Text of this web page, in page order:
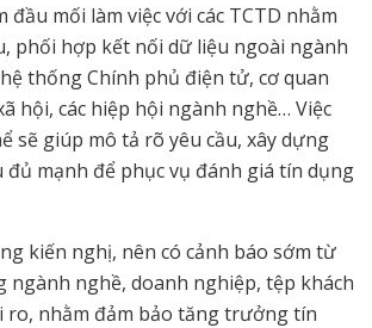
đầu mối làm việc với các TCTD nhằm
phối hợp kết nối dữ liệu ngoài ngành
thống Chính phủ điện tử, cơ quan
hội, các hiệp hội ngành nghề… Việc
sẽ giúp mô tả rõ yêu cầu, xây dựng
mạnh để phục vụ đánh giá tín dụng
kiến nghị, nên có cảnh báo sớm từ
ngành nghề, doanh nghiệp, tệp khách
ro, nhằm đảm bảo tăng trưởng tín